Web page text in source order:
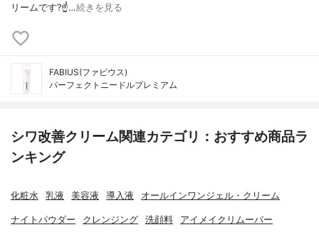
リームです?☝️ …続きを見る
FABIUS(ファビウス)
パーフェクトニードルプレミアム
シワ改善クリーム関連カテゴリ：おすすめ商品ラ
ンキング
化粧水 乳液 美容液 導入液 オールインワンジェル・クリーム
ナイトパウダー クレンジング 洗顔料 アイメイクリムーバー